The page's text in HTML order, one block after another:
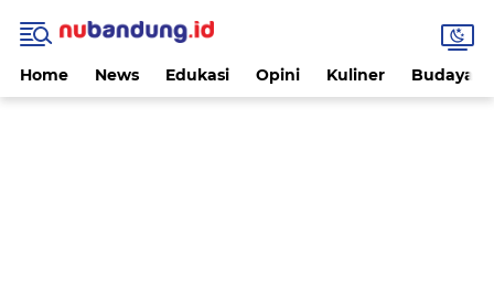
Home News Edukasi Opini Kuliner Budaya